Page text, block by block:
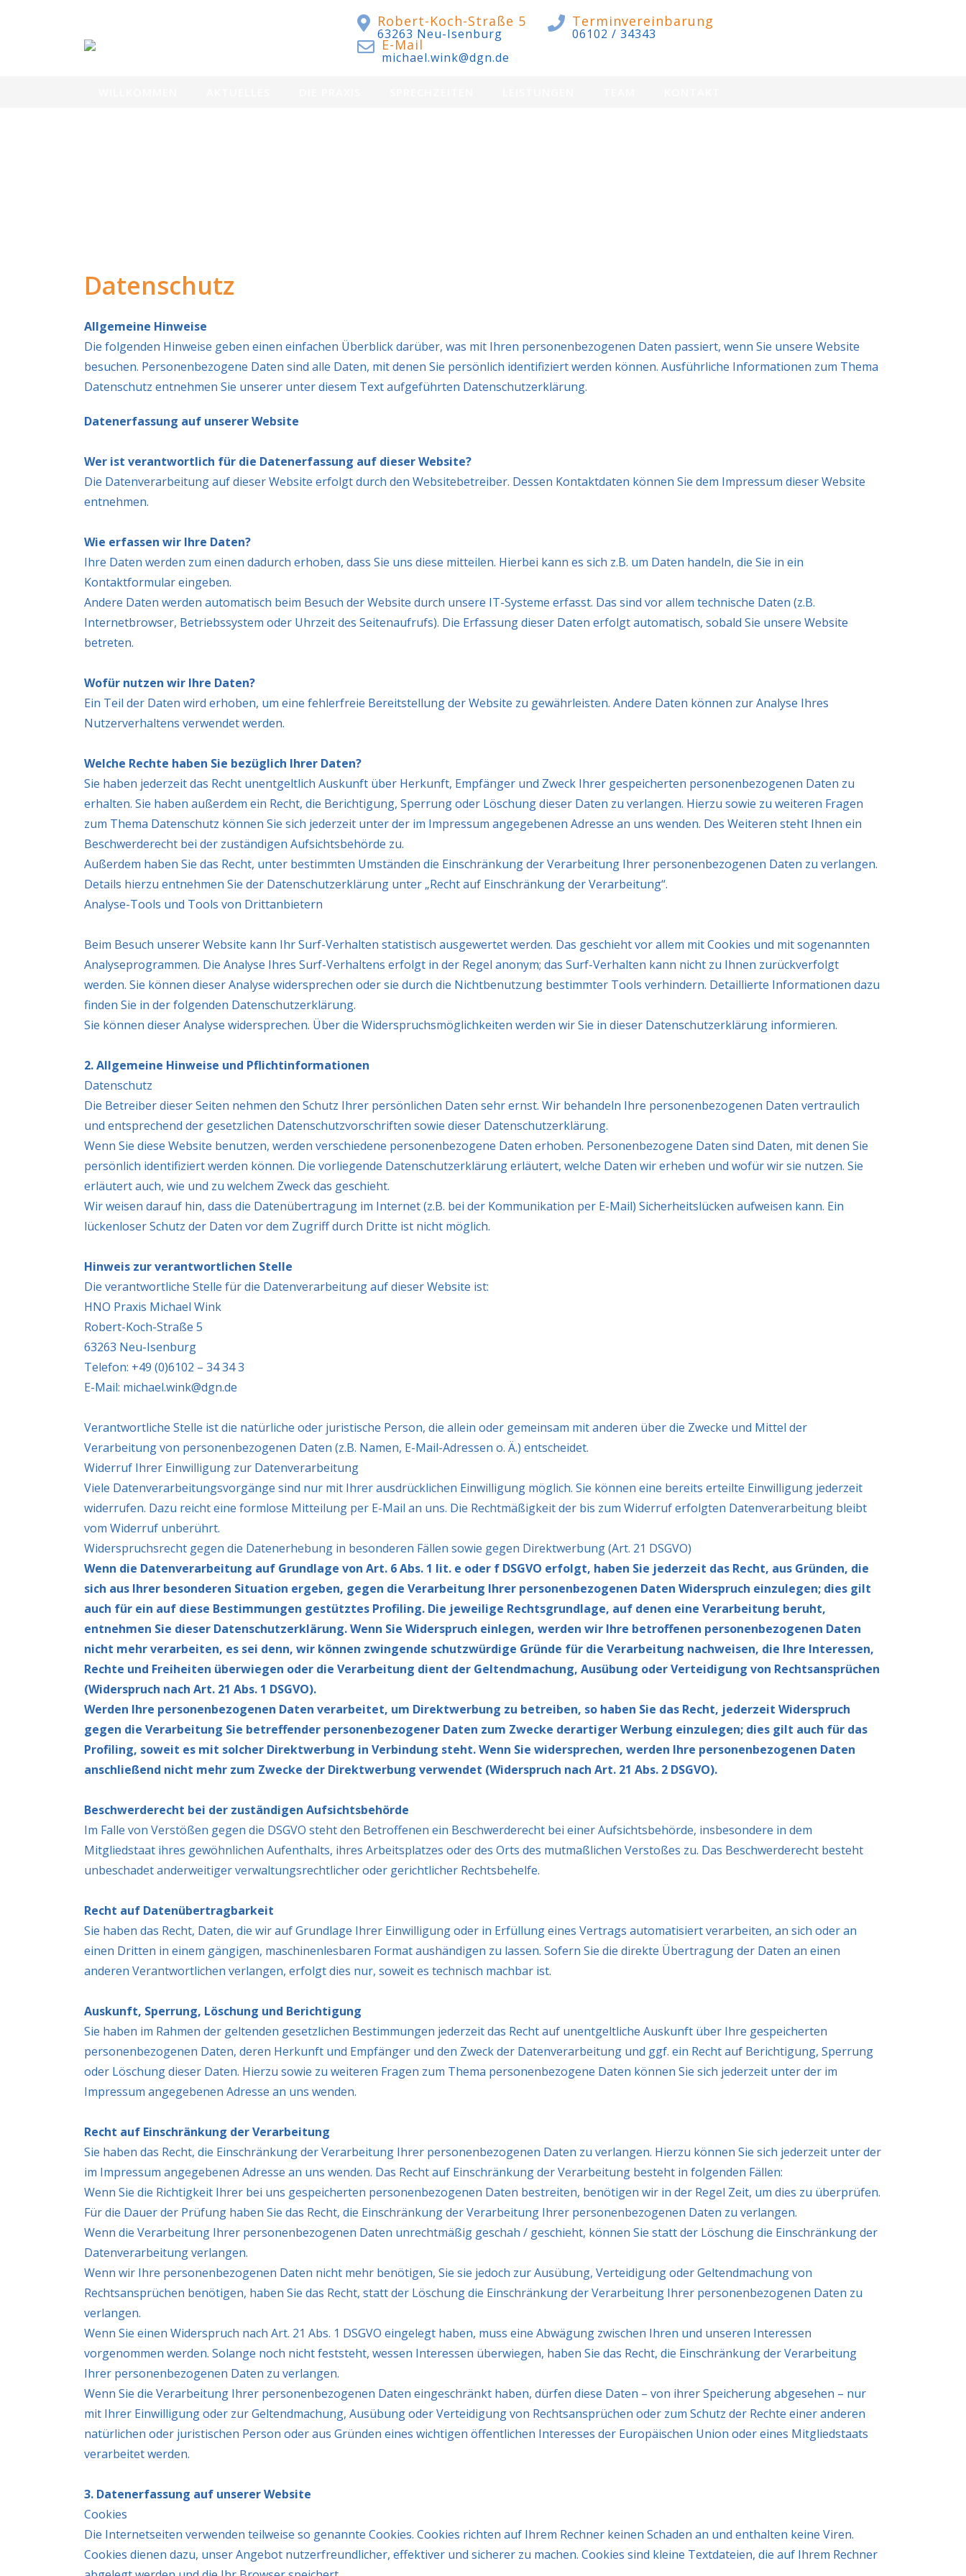
Robert-Koch-Straße 5
63263 Neu-Isenburg
Terminvereinbarung
06102 / 34343
E-Mail
michael.wink@dgn.de
Datenschutz
Allgemeine Hinweise
Die folgenden Hinweise geben einen einfachen Überblick darüber, was mit Ihren personenbezogenen Daten passiert, wenn Sie unsere Website
besuchen. Personenbezogene Daten sind alle Daten, mit denen Sie persönlich identifiziert werden können. Ausführliche Informationen zum Thema
Datenschutz entnehmen Sie unserer unter diesem Text aufgeführten Datenschutzerklärung.
Datenerfassung auf unserer Website
Wer ist verantwortlich für die Datenerfassung auf dieser Website?
Die Datenverarbeitung auf dieser Website erfolgt durch den Websitebetreiber. Dessen Kontaktdaten können Sie dem Impressum dieser Website
entnehmen.
Wie erfassen wir Ihre Daten?
Ihre Daten werden zum einen dadurch erhoben, dass Sie uns diese mitteilen. Hierbei kann es sich z.B. um Daten handeln, die Sie in ein
Kontaktformular eingeben.
Andere Daten werden automatisch beim Besuch der Website durch unsere IT-Systeme erfasst. Das sind vor allem technische Daten (z.B.
Internetbrowser, Betriebssystem oder Uhrzeit des Seitenaufrufs). Die Erfassung dieser Daten erfolgt automatisch, sobald Sie unsere Website
betreten.
Wofür nutzen wir Ihre Daten?
Ein Teil der Daten wird erhoben, um eine fehlerfreie Bereitstellung der Website zu gewährleisten. Andere Daten können zur Analyse Ihres
Nutzerverhaltens verwendet werden.
Welche Rechte haben Sie bezüglich Ihrer Daten?
Sie haben jederzeit das Recht unentgeltlich Auskunft über Herkunft, Empfänger und Zweck Ihrer gespeicherten personenbezogenen Daten zu
erhalten. Sie haben außerdem ein Recht, die Berichtigung, Sperrung oder Löschung dieser Daten zu verlangen. Hierzu sowie zu weiteren Fragen
zum Thema Datenschutz können Sie sich jederzeit unter der im Impressum angegebenen Adresse an uns wenden. Des Weiteren steht Ihnen ein
Beschwerderecht bei der zuständigen Aufsichtsbehörde zu.
Außerdem haben Sie das Recht, unter bestimmten Umständen die Einschränkung der Verarbeitung Ihrer personenbezogenen Daten zu verlangen.
Details hierzu entnehmen Sie der Datenschutzerklärung unter „Recht auf Einschränkung der Verarbeitung“.
Analyse-Tools und Tools von Drittanbietern
Beim Besuch unserer Website kann Ihr Surf-Verhalten statistisch ausgewertet werden. Das geschieht vor allem mit Cookies und mit sogenannten
Analyseprogrammen. Die Analyse Ihres Surf-Verhaltens erfolgt in der Regel anonym; das Surf-Verhalten kann nicht zu Ihnen zurückverfolgt
werden. Sie können dieser Analyse widersprechen oder sie durch die Nichtbenutzung bestimmter Tools verhindern. Detaillierte Informationen dazu
finden Sie in der folgenden Datenschutzerklärung.
Sie können dieser Analyse widersprechen. Über die Widerspruchsmöglichkeiten werden wir Sie in dieser Datenschutzerklärung informieren.
2. Allgemeine Hinweise und Pflichtinformationen
Datenschutz
Die Betreiber dieser Seiten nehmen den Schutz Ihrer persönlichen Daten sehr ernst. Wir behandeln Ihre personenbezogenen Daten vertraulich
und entsprechend der gesetzlichen Datenschutzvorschriften sowie dieser Datenschutzerklärung.
Wenn Sie diese Website benutzen, werden verschiedene personenbezogene Daten erhoben. Personenbezogene Daten sind Daten, mit denen Sie
persönlich identifiziert werden können. Die vorliegende Datenschutzerklärung erläutert, welche Daten wir erheben und wofür wir sie nutzen. Sie
erläutert auch, wie und zu welchem Zweck das geschieht.
Wir weisen darauf hin, dass die Datenübertragung im Internet (z.B. bei der Kommunikation per E-Mail) Sicherheitslücken aufweisen kann. Ein
lückenloser Schutz der Daten vor dem Zugriff durch Dritte ist nicht möglich.
Hinweis zur verantwortlichen Stelle
Die verantwortliche Stelle für die Datenverarbeitung auf dieser Website ist:
HNO Praxis Michael Wink
Robert-Koch-Straße 5
63263 Neu-Isenburg
Telefon: +49 (0)6102 – 34 34 3
E-Mail: michael.wink@dgn.de
Verantwortliche Stelle ist die natürliche oder juristische Person, die allein oder gemeinsam mit anderen über die Zwecke und Mittel der
Verarbeitung von personenbezogenen Daten (z.B. Namen, E-Mail-Adressen o. Ä.) entscheidet.
Widerruf Ihrer Einwilligung zur Datenverarbeitung
Viele Datenverarbeitungsvorgänge sind nur mit Ihrer ausdrücklichen Einwilligung möglich. Sie können eine bereits erteilte Einwilligung jederzeit
widerrufen. Dazu reicht eine formlose Mitteilung per E-Mail an uns. Die Rechtmäßigkeit der bis zum Widerruf erfolgten Datenverarbeitung bleibt
vom Widerruf unberührt.
Widerspruchsrecht gegen die Datenerhebung in besonderen Fällen sowie gegen Direktwerbung (Art. 21 DSGVO)
Wenn die Datenverarbeitung auf Grundlage von Art. 6 Abs. 1 lit. e oder f DSGVO erfolgt, haben Sie jederzeit das Recht, aus Gründen, die
sich aus Ihrer besonderen Situation ergeben, gegen die Verarbeitung Ihrer personenbezogenen Daten Widerspruch einzulegen; dies gilt
auch für ein auf diese Bestimmungen gestütztes Profiling. Die jeweilige Rechtsgrundlage, auf denen eine Verarbeitung beruht,
entnehmen Sie dieser Datenschutzerklärung. Wenn Sie Widerspruch einlegen, werden wir Ihre betroffenen personenbezogenen Daten
nicht mehr verarbeiten, es sei denn, wir können zwingende schutzwürdige Gründe für die Verarbeitung nachweisen, die Ihre Interessen,
Rechte und Freiheiten überwiegen oder die Verarbeitung dient der Geltendmachung, Ausübung oder Verteidigung von Rechtsansprüchen
(Widerspruch nach Art. 21 Abs. 1 DSGVO).
Werden Ihre personenbezogenen Daten verarbeitet, um Direktwerbung zu betreiben, so haben Sie das Recht, jederzeit Widerspruch
gegen die Verarbeitung Sie betreffender personenbezogener Daten zum Zwecke derartiger Werbung einzulegen; dies gilt auch für das
Profiling, soweit es mit solcher Direktwerbung in Verbindung steht. Wenn Sie widersprechen, werden Ihre personenbezogenen Daten
anschließend nicht mehr zum Zwecke der Direktwerbung verwendet (Widerspruch nach Art. 21 Abs. 2 DSGVO).
Beschwerderecht bei der zuständigen Aufsichtsbehörde
Im Falle von Verstößen gegen die DSGVO steht den Betroffenen ein Beschwerderecht bei einer Aufsichtsbehörde, insbesondere in dem
Mitgliedstaat ihres gewöhnlichen Aufenthalts, ihres Arbeitsplatzes oder des Orts des mutmaßlichen Verstoßes zu. Das Beschwerderecht besteht
unbeschadet anderweitiger verwaltungsrechtlicher oder gerichtlicher Rechtsbehelfe.
Recht auf Datenübertragbarkeit
Sie haben das Recht, Daten, die wir auf Grundlage Ihrer Einwilligung oder in Erfüllung eines Vertrags automatisiert verarbeiten, an sich oder an
einen Dritten in einem gängigen, maschinenlesbaren Format aushändigen zu lassen. Sofern Sie die direkte Übertragung der Daten an einen
anderen Verantwortlichen verlangen, erfolgt dies nur, soweit es technisch machbar ist.
Auskunft, Sperrung, Löschung und Berichtigung
Sie haben im Rahmen der geltenden gesetzlichen Bestimmungen jederzeit das Recht auf unentgeltliche Auskunft über Ihre gespeicherten
personenbezogenen Daten, deren Herkunft und Empfänger und den Zweck der Datenverarbeitung und ggf. ein Recht auf Berichtigung, Sperrung
oder Löschung dieser Daten. Hierzu sowie zu weiteren Fragen zum Thema personenbezogene Daten können Sie sich jederzeit unter der im
Impressum angegebenen Adresse an uns wenden.
Recht auf Einschränkung der Verarbeitung
Sie haben das Recht, die Einschränkung der Verarbeitung Ihrer personenbezogenen Daten zu verlangen. Hierzu können Sie sich jederzeit unter der
im Impressum angegebenen Adresse an uns wenden. Das Recht auf Einschränkung der Verarbeitung besteht in folgenden Fällen:
Wenn Sie die Richtigkeit Ihrer bei uns gespeicherten personenbezogenen Daten bestreiten, benötigen wir in der Regel Zeit, um dies zu überprüfen.
Für die Dauer der Prüfung haben Sie das Recht, die Einschränkung der Verarbeitung Ihrer personenbezogenen Daten zu verlangen.
Wenn die Verarbeitung Ihrer personenbezogenen Daten unrechtmäßig geschah / geschieht, können Sie statt der Löschung die Einschränkung der
Datenverarbeitung verlangen.
Wenn wir Ihre personenbezogenen Daten nicht mehr benötigen, Sie sie jedoch zur Ausübung, Verteidigung oder Geltendmachung von
Rechtsansprüchen benötigen, haben Sie das Recht, statt der Löschung die Einschränkung der Verarbeitung Ihrer personenbezogenen Daten zu
verlangen.
Wenn Sie einen Widerspruch nach Art. 21 Abs. 1 DSGVO eingelegt haben, muss eine Abwägung zwischen Ihren und unseren Interessen
vorgenommen werden. Solange noch nicht feststeht, wessen Interessen überwiegen, haben Sie das Recht, die Einschränkung der Verarbeitung
Ihrer personenbezogenen Daten zu verlangen.
Wenn Sie die Verarbeitung Ihrer personenbezogenen Daten eingeschränkt haben, dürfen diese Daten – von ihrer Speicherung abgesehen – nur
mit Ihrer Einwilligung oder zur Geltendmachung, Ausübung oder Verteidigung von Rechtsansprüchen oder zum Schutz der Rechte einer anderen
natürlichen oder juristischen Person oder aus Gründen eines wichtigen öffentlichen Interesses der Europäischen Union oder eines Mitgliedstaats
verarbeitet werden.
3. Datenerfassung auf unserer Website
Cookies
Die Internetseiten verwenden teilweise so genannte Cookies. Cookies richten auf Ihrem Rechner keinen Schaden an und enthalten keine Viren.
Cookies dienen dazu, unser Angebot nutzerfreundlicher, effektiver und sicherer zu machen. Cookies sind kleine Textdateien, die auf Ihrem Rechner